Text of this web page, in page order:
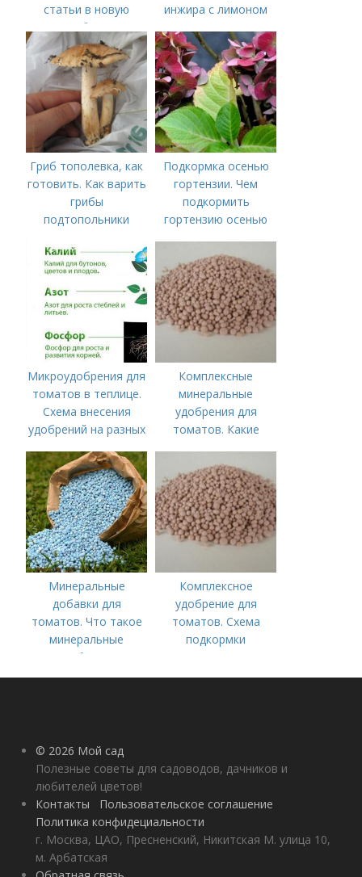
статьи в новую
подборку
инжира с лимоном
Гриб тополевка, как
готовить. Как варить
грибы
подтопольники
Подкормка осенью
гортензии. Чем
подкормить
гортензию осенью
Микроудобрения для
томатов в теплице.
Схема внесения
удобрений на разных
помидоров
Комплексные
минеральные
удобрения для
томатов. Какие
используются для
культуры
Минеральные
добавки для
томатов. Что такое
минеральные
удобрения
Комплексное
удобрение для
томатов. Схема
подкормки
рассады до сбора
© 2026 Мой сад
Полезные советы для садоводов, дачников и
любителей цветов!
Контакты
Пользовательское соглашение
Политика конфидециальности
г. Москва, ЦАО, Пресненский, Никитская М. улица 10,
м. Арбатская